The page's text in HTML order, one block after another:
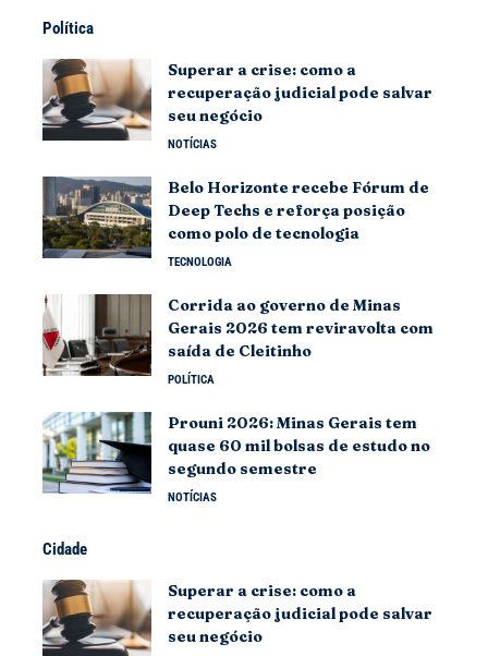
Política
Superar a crise: como a
recuperação judicial pode salvar
seu negócio
NOTÍCIAS
Belo Horizonte recebe Fórum de
Deep Techs e reforça posição
como polo de tecnologia
TECNOLOGIA
Corrida ao governo de Minas
Gerais 2026 tem reviravolta com
saída de Cleitinho
POLÍTICA
Prouni 2026: Minas Gerais tem
quase 60 mil bolsas de estudo no
segundo semestre
NOTÍCIAS
Cidade
Superar a crise: como a
recuperação judicial pode salvar
seu negócio